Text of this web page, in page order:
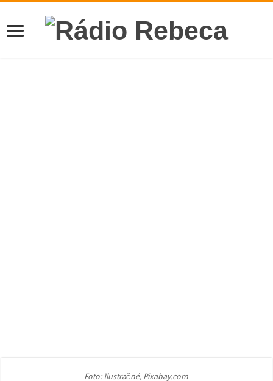
Foto: Ilustračné, Pixabay.com